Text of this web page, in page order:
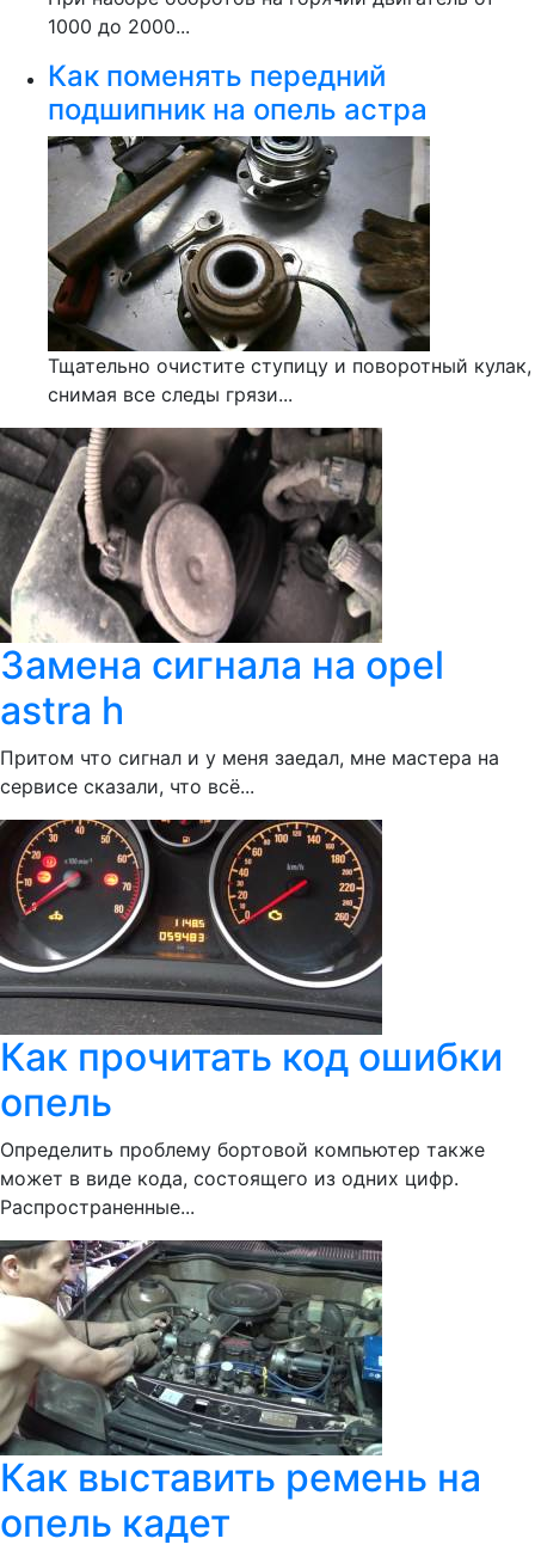
1000 до 2000...
Как поменять передний
подшипник на опель астра
Тщательно очистите ступицу и поворотный кулак,
снимая все следы грязи...
Замена сигнала на opel
astra h
Притом что сигнал и у меня заедал, мне мастера на
сервисе сказали, что всё...
Как прочитать код ошибки
опель
Определить проблему бортовой компьютер также
может в виде кода, состоящего из одних цифр.
Распространенные...
Как выставить ремень на
опель кадет